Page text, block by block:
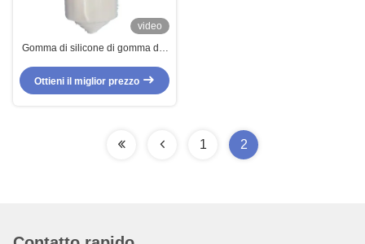
video
Gomma di silicone di gomma dei
Ottieni il miglior prezzo
1 2